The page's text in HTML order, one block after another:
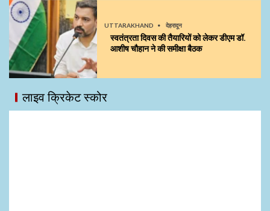
UTTARAKHAND देहरादून
स्वतंत्रता दिवस की तैयारियों को लेकर डीएम डॉ.
आशीष चौहान ने की समीक्षा बैठक
लाइव क्रिकेट स्कोर